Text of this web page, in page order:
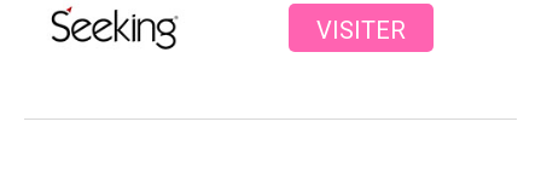
VISITER